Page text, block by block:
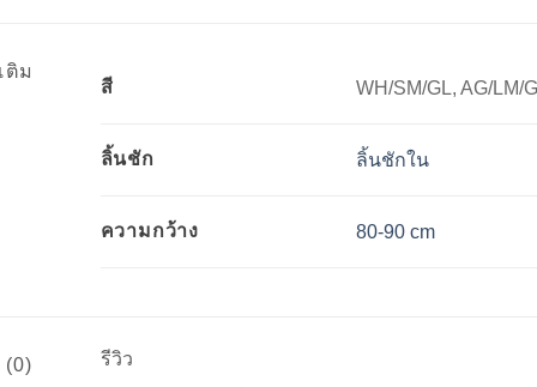
ติม
สี WH/SM/GL, AG/LM/
ลิ้นชัก ลิ้นชักใน
ความกว้าง 80-90 cm
รีวิว